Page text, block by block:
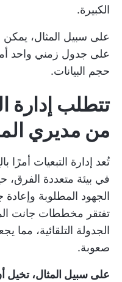
الكبيرة.
على سبيل المثال، يمكن
على جدول زمني واحد
حجم البيانات.
تتطلب إدارة
من مديري
تُعد إدارة التبعيات أمرًا
في بيئة متعددة الفرق،
الجهود المطلوبة وإعادة
تفتقر مخططات جانت
الجدولة التلقائية، مما
صعوبة.
على سبيل المثال، تخيل